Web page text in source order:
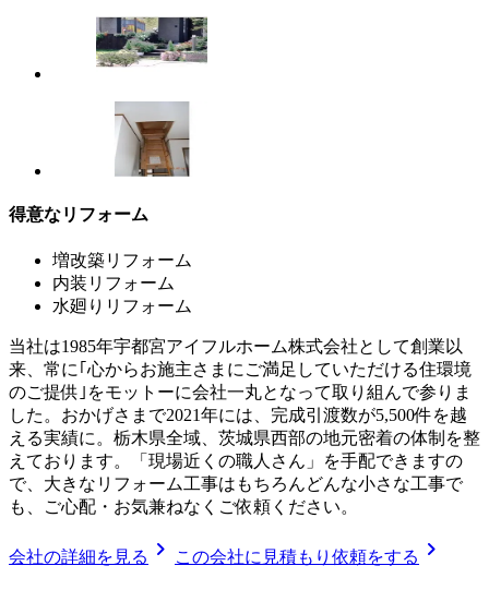
得意なリフォーム
増改築リフォーム
内装リフォーム
水廻りリフォーム
当社は1985年宇都宮アイフルホーム株式会社として創業以
来、常に｢心からお施主さまにご満足していただける住環境
のご提供｣をモットーに会社一丸となって取り組んで参りま
した。おかげさまで2021年には、完成引渡数が5,500件を越
える実績に。栃木県全域、茨城県西部の地元密着の体制を整
えております。「現場近くの職人さん」を手配できますの
で、大きなリフォーム工事はもちろんどんな小さな工事で
も、ご心配・お気兼ねなくご依頼ください。
会社の詳細を見る chevron_right この会社に見積もり依頼をする chevron_right